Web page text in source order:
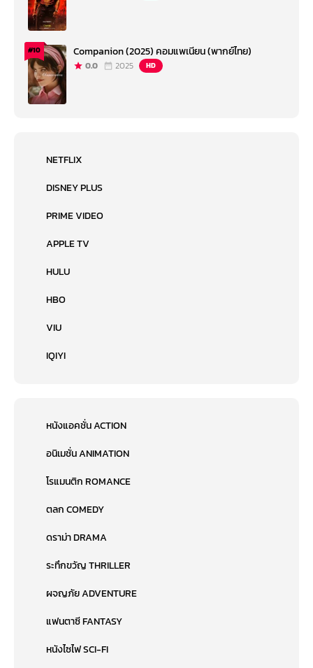
#10 Companion (2025) คอมแพเนียน (พากย์ไทย)
0.0 2025 HD
NETFLIX
DISNEY PLUS
PRIME VIDEO
APPLE TV
HULU
HBO
VIU
IQIYI
หนังแอคชั่น ACTION
อนิเมชั่น ANIMATION
โรแมนติก ROMANCE
ตลก COMEDY
ดราม่า DRAMA
ระทึกขวัญ THRILLER
ผจญภัย ADVENTURE
แฟนตาซี FANTASY
หนังไซไฟ SCI-FI